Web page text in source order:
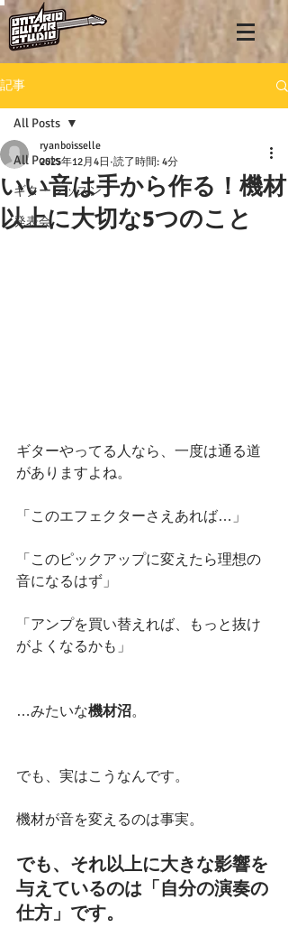
記事
All Posts
ギターレッスン
発表会
All Posts
いい音は手から作る！機材
以上に大切な5つのこと
ryanboisselle
2025年12月4日 読了時間: 4分
ギターやってる人なら、一度は通る道
がありますよね。
「このエフェクターさえあれば…」
「このピックアップに変えたら理想の
音になるはず」
「アンプを買い替えれば、もっと抜け
がよくなるかも」
…みたいな機材沼。
でも、実はこうなんです。
機材が音を変えるのは事実。
でも、それ以上に大きな影響を
与えているのは「自分の演奏の
仕方」です。